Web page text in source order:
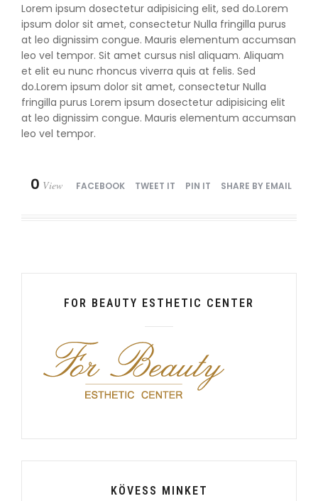
Lorem ipsum dosectetur adipisicing elit, sed do.Lorem
ipsum dolor sit amet, consectetur Nulla fringilla purus
at leo dignissim congue. Mauris elementum accumsan
leo vel tempor. Sit amet cursus nisl aliquam. Aliquam
et elit eu nunc rhoncus viverra quis at felis. Sed
do.Lorem ipsum dolor sit amet, consectetur Nulla
fringilla purus Lorem ipsum dosectetur adipisicing elit
at leo dignissim congue. Mauris elementum accumsan
leo vel tempor.
0 View FACEBOOK TWEET IT PIN IT SHARE BY EMAIL
FOR BEAUTY ESTHETIC CENTER
KÖVESS MINKET